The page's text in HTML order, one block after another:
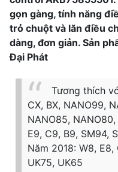
gọn gàng, tính năng
trỏ chuột và lăn điều
dàng, đơn giản. Sản
Đại Phát
Tương thích
CX, BX, NANO99,
NANO85,
E9, C9, B9, SM94,
Năm 2018: W8, E8,
UK75, UK65